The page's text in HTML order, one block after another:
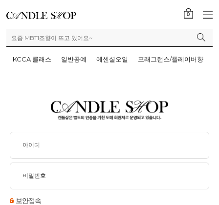
0
KCCA 클래스 일반공예 에센셜오일 프래그런스/플레이버향
보안접속